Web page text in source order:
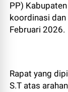
PP)
koordinasi
Februari 2026.
Rapat yang
S.T atas